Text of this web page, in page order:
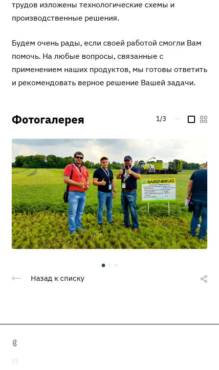
трудов изложены технологические схемы и
производственные решения.
Будем очень рады, если своей работой смогли Вам
помочь. На любые вопросы, связанные с
применением наших продуктов, мы готовы ответить
и рекомендовать верное решение Вашей задачи.
Фотогалерея 1/3 —
Назад к списку